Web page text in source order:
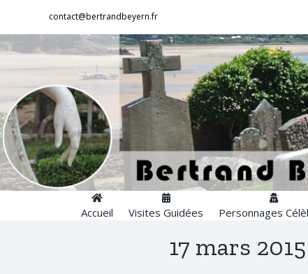
contenu
contact@bertrandbeyern.fr
Accueil Visites Guidées Personnages
17 mars